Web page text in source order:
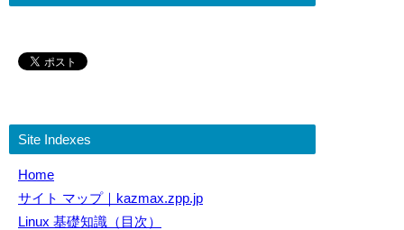
Site Indexes
Home
サイト マップ｜kazmax.zpp.jp
Linux 基礎知識（目次）